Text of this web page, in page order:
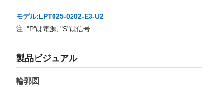
モデル:LPT025-0202-E3-U2
注: "P"は電源, "S"は信号
製品ビジュアル
輪郭図